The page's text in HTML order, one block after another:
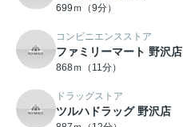
699ｍ（9分）
コンビニエンスストア
ファミリーマート 野沢店
868ｍ（11分）
ドラッグストア
ツルハドラッグ 野沢店